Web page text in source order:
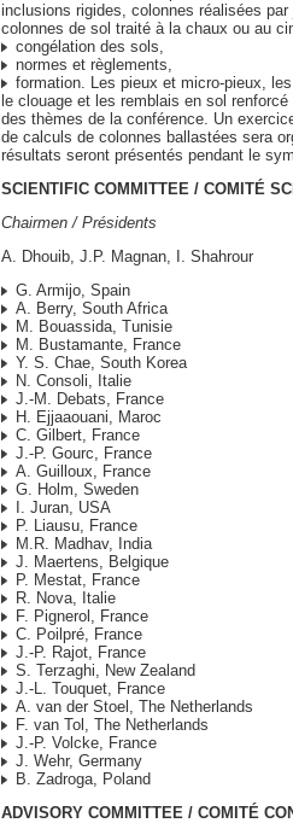
inclusions rigides, colonnes réalisées par
colonnes de sol traité à la chaux ou au
congélation des sols,
normes et règlements,
formation. Les pieux et micro-pieux,
le clouage et les remblais en sol
des thèmes de la conférence. Un
de calculs de colonnes ballastées sera
résultats seront présentés pendant le
SCIENTIFIC COMMITTEE / COMITÉ
Chairmen / Présidents
A. Dhouib, J.P. Magnan, I. Shahrour
G. Armijo, Spain
A. Berry, South Africa
M. Bouassida, Tunisie
M. Bustamante, France
Y. S. Chae, South Korea
N. Consoli, Italie
J.-M. Debats, France
H. Ejjaaouani, Maroc
C. Gilbert, France
J.-P. Gourc, France
A. Guilloux, France
G. Holm, Sweden
I. Juran, USA
P. Liausu, France
M.R. Madhav, India
J. Maertens, Belgique
P. Mestat, France
R. Nova, Italie
F. Pignerol, France
C. Poilpré, France
J.-P. Rajot, France
S. Terzaghi, New Zealand
J.-L. Touquet, France
A. van der Stoel, The Netherlands
F. van Tol, The Netherlands
J.-P. Volcke, France
J. Wehr, Germany
B. Zadroga, Poland
ADVISORY COMMITTEE / COMITÉ